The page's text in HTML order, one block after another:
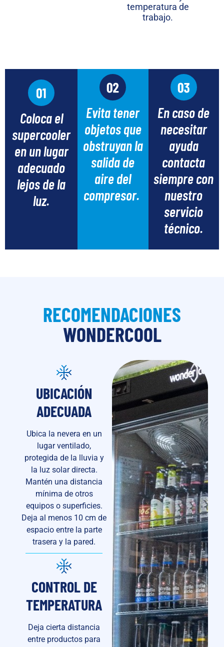
temperatura de
trabajo.
Coloca el
supercooler
en un lugar
adecuado
lejos de la
luz.
Evita tener
objetos que
obstruyan la
salida de
aire del
compresor.
En caso de
necesitar
ayuda
contacta
siempre con
nuestro
servicio
técnico.
RECOMENDACIONES
WONDERCOOL
UBICACIÓN
ADECUADA
Ubica la nevera en un
lugar ventilado,
protegida de la lluvia y
la luz solar directa.
Mantén una distancia
mínima de otros
equipos o superficies.
Deja al menos 10 cm de
espacio entre la parte
trasera y la pared.
CONTROL DE
TEMPERATURA
Deja cierta distancia
entre productos para